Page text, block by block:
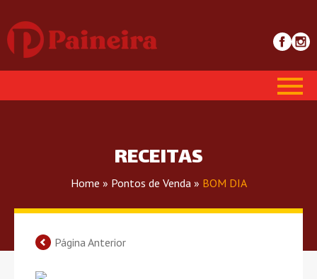
RECEITAS
Home » Pontos de Venda » BOM DIA
Página Anterior